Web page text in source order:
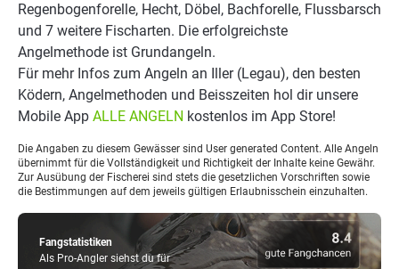
Fangstatistiken
Als Pro-Angler siehst du für
Regenbogenforelle, Hecht, Döbel, Bachforelle, Flussbarsch
und 7 weitere Fischarten. Die erfolgreichste
Angelmethode ist Grundangeln.
Für mehr Infos zum Angeln an Iller (Legau), den besten
Ködern, Angelmethoden und Beisszeiten hol dir unsere
Mobile App ALLE ANGELN kostenlos im App Store!
Die Angaben zu diesem Gewässer sind User generated Content. Alle Angeln
übernimmt für die Vollständigkeit und Richtigkeit der Inhalte keine Gewähr.
Zur Ausübung der Fischerei sind stets die gesetzlichen Vorschriften sowie
die Bestimmungen auf dem jeweils gültigen Erlaubnisschein einzuhalten.